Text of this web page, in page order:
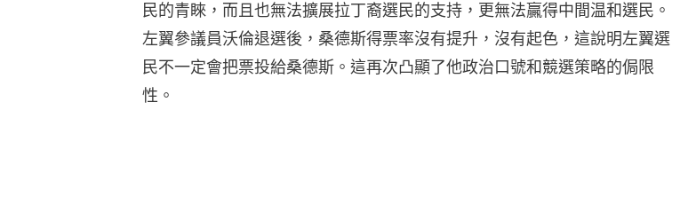
民的青睞，而且也無法擴展拉丁裔選民的支持，更無法贏得中間温和選民。
左翼參議員沃倫退選後，桑德斯得票率沒有提升，沒有起色，這說明左翼選
民不一定會把票投給桑德斯。這再次凸顯了他政治口號和競選策略的侷限
性。